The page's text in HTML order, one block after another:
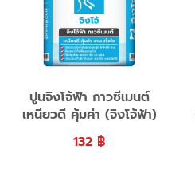
ปูนจิงโจ้ฟ้า กาวซีเมนต์
เหนียวดี คุ้มค่า (จิงโจ้ฟ้า)
132 ฿